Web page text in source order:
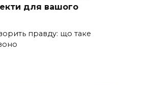
для вашого
правду: що таке